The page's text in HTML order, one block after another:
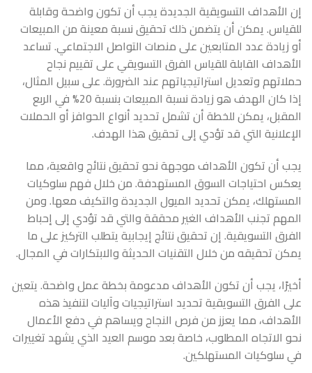
إن الأهداف التسويقية الجديدة يجب أن تكون واضحة وقابلة
للقياس. يمكن أن يتضمن ذلك تحقيق نسبة معينة من المبيعات
أو زيادة عدد المتابعين على منصات التواصل الاجتماعي. تساعد
الأهداف القابلة للقياس الفرق التسويقي على تقييم نجاح
حملاتهم وتعديل استراتيجياتهم عند الضرورة. على سبيل المثال،
إذا كان الهدف هو زيادة نسبة المبيعات بنسبة 20% في الربع
المقبل، يمكن للخطة أن تشمل تحديد أنواع الحوافز أو الحملات
الإعلانية التي قد تؤدي إلى تحقيق هذا الهدف.
يجب أن تكون الأهداف موجهة نحو تحقيق نتائج واقعية، مما
يعكس احتياجات السوق المستهدفة. من خلال فهم سلوكيات
المستهلك، يمكن تحديد الميول الجديدة والتكيف معها. ومن
المهم تجنب الأهداف الغير محققة والتي قد تؤدي إلى إحباط
الفرق التسويقية. إن تحقيق نتائج إيجابية يتطلب التركيز على ما
يمكن تحقيقه من خلال التقنيات الحديثة والابتكارات في المجال.
أخيرًا، يجب أن تكون الأهداف مدعومة بخطة عمل واضحة. يتعين
على الفرق التسويقية تحديد استراتيجيات وآليات لتنفيذ هذه
الأهداف، مما يعزز من فرص النجاح ويساهم في دفع الأعمال
نحو الاتجاه المطلوب، خاصة بعد موسم العيد الذي يشهد تغييرات
في سلوكيات المستهلكين.